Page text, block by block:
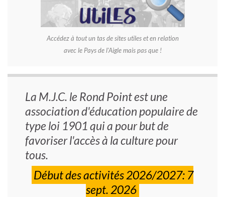
Accédez à tout un tas de sites utiles et en relation
avec le Pays de l'Aigle mais pas que !
La M.J.C. le Rond Point est une
association d'éducation populaire de
type loi 1901 qui a pour but de
favoriser l'accès à la culture pour
tous.
Début des activités 2026/2027: 7
sept. 2026